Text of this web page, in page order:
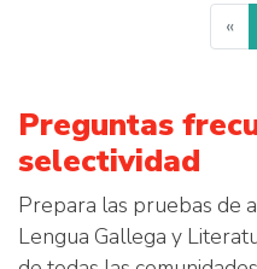
«
Preguntas
selectividad
Prepara las pruebas de
Lengua Gallega y